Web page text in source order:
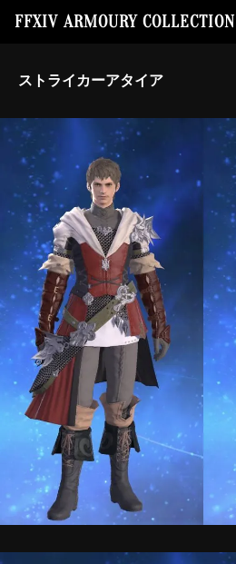
FFXIV ARMOURY COLLECTION
ストライカーアタイア